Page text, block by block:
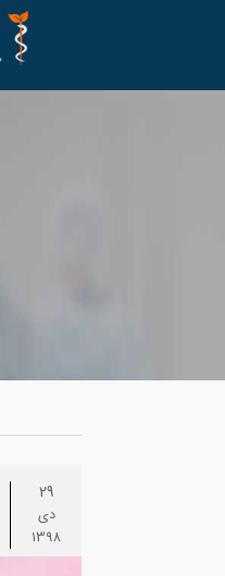
29
دی
1398